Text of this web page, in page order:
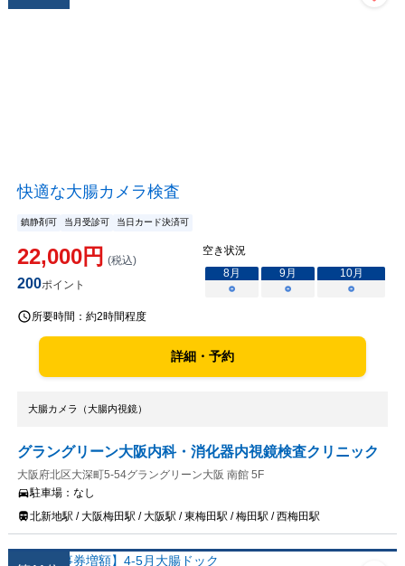
快適な大腸カメラ検査
鎮静剤可 当月受診可 当日カード決済可
22,000円 (税込)
200ポイント
空き状況
8月 9月 10月
○
○ ○
所要時間： 約2時間程度
詳細・予約
大腸カメラ（大腸内視鏡）
グラングリーン大阪内科・消化器内視鏡検査クリニック
大阪府北区大深町5-54グラングリーン大阪 南館 5F
駐車場： なし
北新地駅 / 大阪梅田駅 / 大阪駅 / 東梅田駅 / 梅田駅 / 西梅田駅